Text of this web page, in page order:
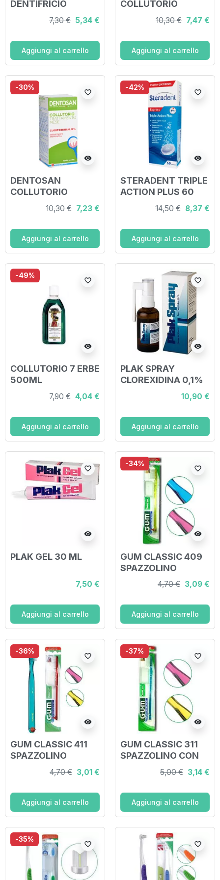
DENTIFRICIO
CLOREXIDINA 0,2%
7,30 € 5,34 €
Aggiungi al carrello
COLLUTORIO
TRATTAMENTO
INTENSIVO 200 ML
10,30 € 7,47 €
Aggiungi al carrello
-30%
visibility
favorite_border
DENTOSAN
COLLUTORIO
TRATTAMENTO
MESE 200 ML
10,30 € 7,23 €
Aggiungi al carrello
-42%
visibility
favorite_border
STERADENT TRIPLE
ACTION PLUS 60
COMPRESSE
PULENTI
14,50 € 8,37 €
Aggiungi al carrello
-49%
visibility
favorite_border
COLLUTORIO 7 ERBE
500ML
7,90 € 4,04 €
Aggiungi al carrello
visibility
favorite_border
PLAK SPRAY
CLOREXIDINA 0,1%
10,90 €
Aggiungi al carrello
visibility
favorite_border
PLAK GEL 30 ML
7,50 €
Aggiungi al carrello
-34%
visibility
favorite_border
GUM CLASSIC 409
SPAZZOLINO
MORBIDO
COMPATTO
4,70 € 3,09 €
Aggiungi al carrello
-36%
visibility
favorite_border
GUM CLASSIC 411
SPAZZOLINO
MORBIDO REGULAR
4,70 € 3,01 €
Aggiungi al carrello
-37%
visibility
favorite_border
GUM CLASSIC 311
SPAZZOLINO CON
SETOLE MORBIDE
5,00 € 3,14 €
Aggiungi al carrello
-35%
favorite_border favorite_border